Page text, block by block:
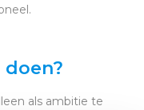
als ambitie te